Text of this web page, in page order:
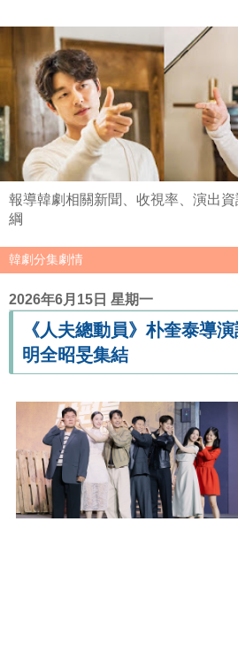
報導韓劇相關新聞、收視率、演出
綱
2026年6月15日 星期一
《人夫總動員》朴奎泰導
明全昭旻集結